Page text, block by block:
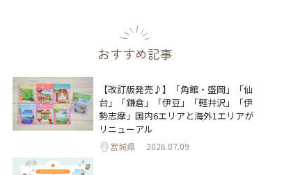
おすすめ記事
【改訂版発売♪】「角館・盛岡」「仙
台」「鎌倉」「伊豆」「軽井沢」「伊
勢志摩」国内6エリアと海外1エリアが
リニューアル
宮城県 2026.07.09